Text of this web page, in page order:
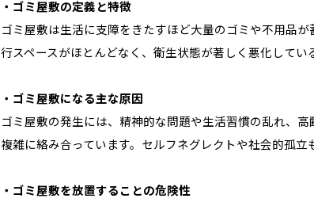
・ゴミ屋敷の定義と特徴
ゴミ屋敷は生活に支障をきたすほど大量のゴミや不用品
行スペースがほとんどなく、衛生状態が著しく悪化してい
・ゴミ屋敷になる主な原因
ゴミ屋敷の発生には、精神的な問題や生活習慣の乱れ、
複雑に絡み合っています。セルフネグレクトや社会的孤立
・ゴミ屋敷を放置することの危険性